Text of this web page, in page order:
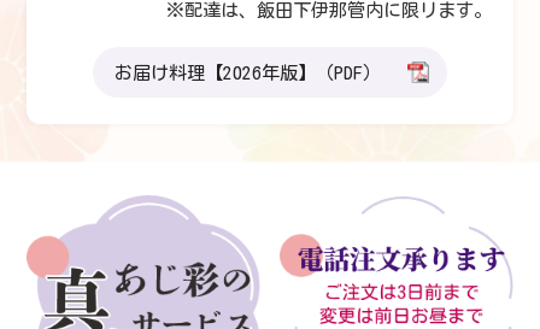
※配達は、飯田下伊那管内に限リます。
お届け料理【2026年版】（PDF）